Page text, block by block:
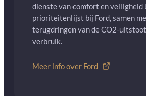
dienste van comfort en veiligheid
prioriteitenlijst bij Ford, samen
terugdringen van de CO2-
verbruik.
Meer info over Ford